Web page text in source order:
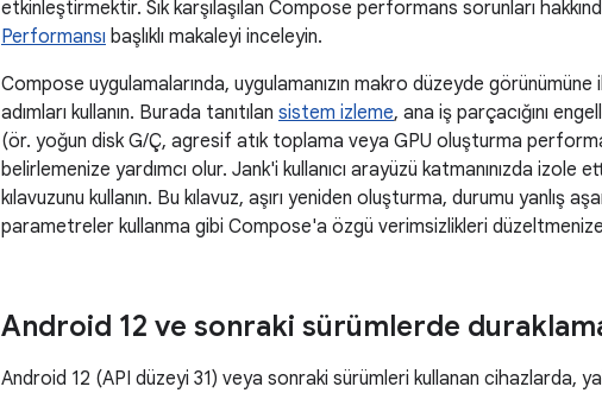
etkinleştirmektir. Sık karşılaşılan Compose performans sorunları
Performansı başlıklı makaleyi inceleyin.
Compose uygulamalarında, uygulamanızın makro düzeyde görünümüne
adımları kullanın. Burada tanıtılan sistem izleme, ana iş parçacığını
(ör. yoğun disk G/Ç, agresif atık toplama veya GPU oluşturma
belirlemenize yardımcı olur. Jank'i kullanıcı arayüzü katmanınızda izole
kılavuzunu kullanın. Bu kılavuz, aşırı yeniden oluşturma, durumu yanlış
parametreler kullanma gibi Compose'a özgü verimsizlikleri düzeltmenize
Android 12 ve sonraki sürümlerde
Android 12 (API düzeyi 31) veya sonraki sürümleri kullanan cihazlarda,